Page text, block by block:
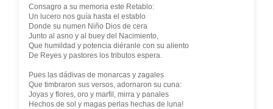
Consagro a su memoria este Retablo:
Un lucero nos guía hasta el establo
Donde su numen Niño Dios de cera
Junto al asno y al buey del Nacimiento,
Que humildad y potencia diéranle con su aliento
De Reyes y pastores los tributos espera.
Pues las dádivas de monarcas y zagales
Que timbraron sus versos, adornaron su cuna:
Joyas y flores, oro y marfil, mirra y panales
Hechos de sol y magas perlas hechas de luna!